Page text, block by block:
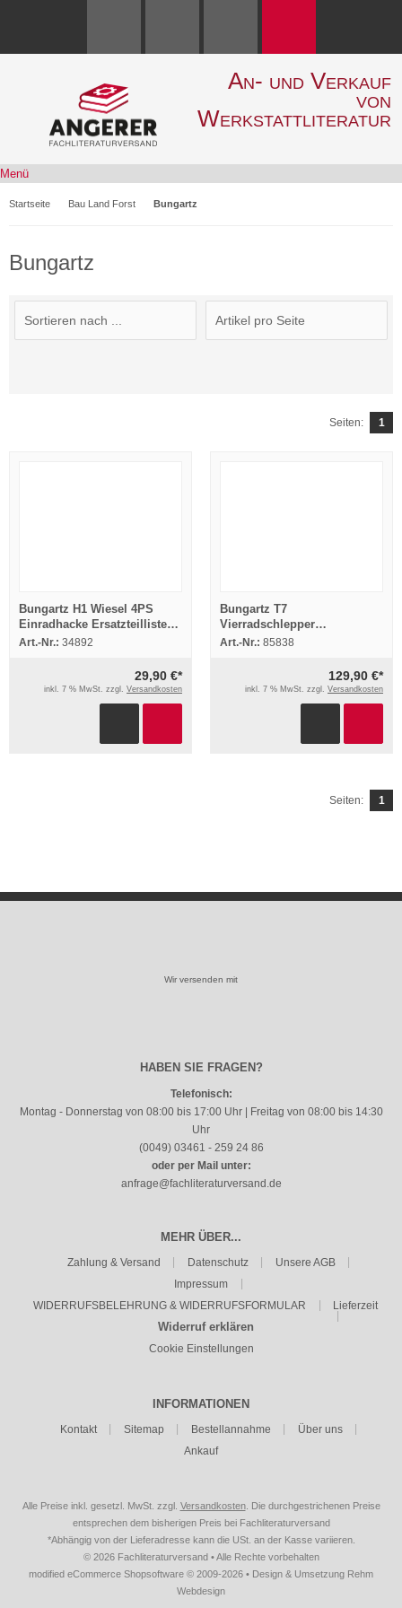
An- und Verkauf
von
Werkstattliteratur
Menü
Startseite Bau Land Forst Bungartz
Bungartz
Seiten: 1
Bungartz H1 Wiesel 4PS
Einradhacke Ersatzteilliste
1963
Art.-Nr.: 34892
29,90 €*
inkl. 7 % MwSt. zzgl. Versandkosten
Bungartz T7
Vierradschlepper
Betriebsanleitung Bedienung
Art.-Nr.: 85838
129,90 €*
inkl. 7 % MwSt. zzgl. Versandkosten
Seiten: 1
Wir versenden mit
HABEN SIE FRAGEN?
Telefonisch:
Montag - Donnerstag von 08:00 bis 17:00 Uhr | Freitag von 08:00 bis 14:30
Uhr
(0049) 03461 - 259 24 86
oder per Mail unter:
anfrage@fachliteraturversand.de
MEHR ÜBER...
Zahlung & Versand Datenschutz
Unsere AGB
Impressum
WIDERRUFSBELEHRUNG & WIDERRUFSFORMULAR
Lieferzeit
Widerruf erklären
Cookie Einstellungen
INFORMATIONEN
Kontakt Sitemap Bestellannahme
Über uns
Ankauf
Alle Preise inkl. gesetzl. MwSt. zzgl. Versandkosten. Die durchgestrichenen Preise
entsprechen dem bisherigen Preis bei Fachliteraturversand
*Abhängig von der Lieferadresse kann die USt. an der Kasse variieren.
© 2026 Fachliteraturversand • Alle Rechte vorbehalten
modified eCommerce Shopsoftware © 2009-2026 • Design & Umsetzung Rehm
Webdesign